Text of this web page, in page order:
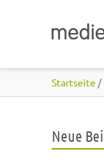
Startseite /
Neue